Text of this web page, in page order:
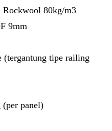
Rockwool 80kg/m3
9mm
(tergantung tipe railing
(per panel)